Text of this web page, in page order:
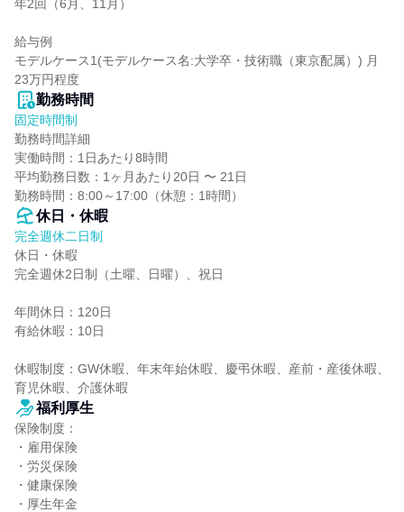
年2回（6月、11月）
給与例
モデルケース1(モデルケース名:大学卒・技術職（東京配属）) 月
23万円程度
勤務時間
固定時間制
勤務時間詳細
実働時間：1日あたり8時間
平均勤務日数：1ヶ月あたり20日 〜 21日
勤務時間：8:00～17:00（休憩：1時間）
休日・休暇
完全週休二日制
休日・休暇
完全週休2日制（土曜、日曜）、祝日
年間休日：120日
有給休暇：10日
休暇制度：GW休暇、年末年始休暇、慶弔休暇、産前・産後休暇、
育児休暇、介護休暇
福利厚生
保険制度：
・雇用保険
・労災保険
・健康保険
・厚生年金